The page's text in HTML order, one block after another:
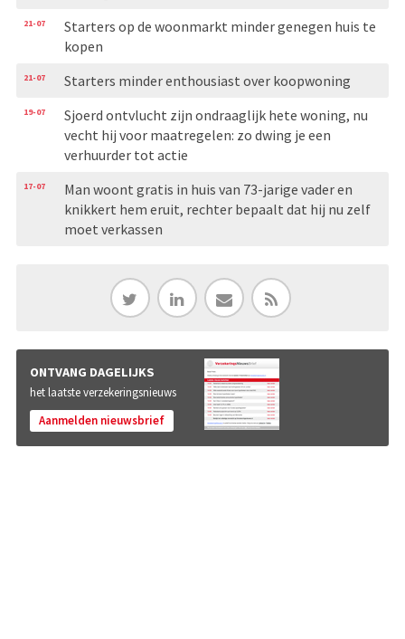
21-07
Starters op de woonmarkt minder genegen huis te
kopen
21-07 Starters minder enthousiast over koopwoning
19-07
Sjoerd ontvlucht zijn ondraaglijk hete woning, nu
vecht hij voor maatregelen: zo dwing je een
verhuurder tot actie
17-07
Man woont gratis in huis van 73-jarige vader en
knikkert hem eruit, rechter bepaalt dat hij nu zelf
moet verkassen
ONTVANG DAGELIJKS
het laatste verzekeringsnieuws
Aanmelden nieuwsbrief